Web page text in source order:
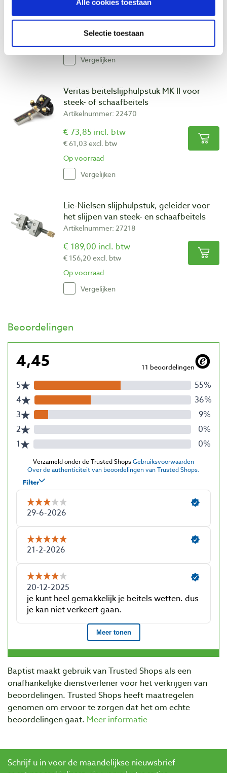
Alle cookies toestaan
Selectie toestaan
€ 162,00 incl. btw
€ 133,88 excl. btw
Op voorraad
Vergelijken
Veritas beitelslijphulpstuk MK II voor
steek- of schaafbeitels
Artikelnummer: 22470
€ 73,85 incl. btw
€ 61,03 excl. btw
Op voorraad
Vergelijken
Lie-Nielsen slijphulpstuk, geleider voor
het slijpen van steek- en schaafbeitels
Artikelnummer: 27218
€ 189,00 incl. btw
€ 156,20 excl. btw
Op voorraad
Vergelijken
Beoordelingen
Baptist maakt gebruik van Trusted Shops als een
onafhankelijke dienstverlener voor het verkrijgen van
beoordelingen. Trusted Shops heeft maatregelen
genomen om ervoor te zorgen dat het om echte
beoordelingen gaat. Meer informatie
Schrijf u in voor de maandelijkse nieuwsbrief